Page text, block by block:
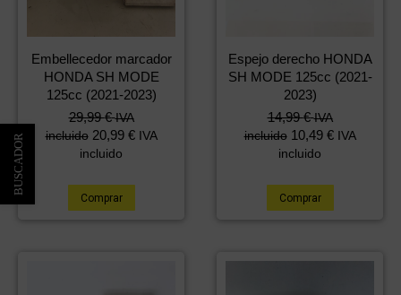
Embellecedor marcador
HONDA SH MODE
125cc (2021-2023)
29,99€ IVA
incluido 20,99 € IVA
incluido
Comprar
Espejo derecho HONDA
SH MODE 125cc (2021-
2023)
14,99€ IVA
incluido 10,49 € IVA
incluido
Comprar